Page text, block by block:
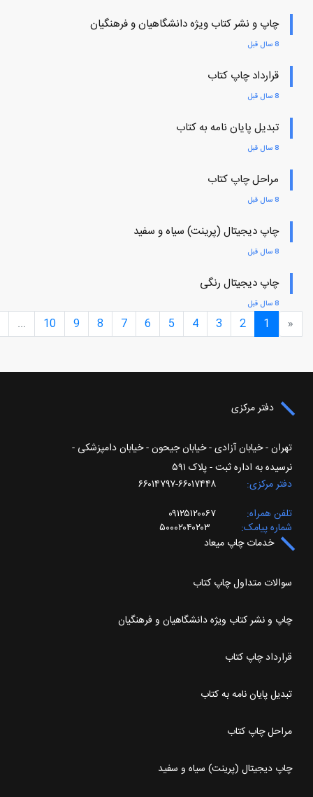
چاپ و نشر کتاب ویژه دانشگاهیان و فرهنگیان
8 سال قبل
قرارداد چاپ کتاب
8 سال قبل
تبدیل پایان نامه به کتاب
8 سال قبل
مراحل چاپ کتاب
8 سال قبل
چاپ دیجیتال (پرینت) سیاه و سفید
8 سال قبل
چاپ دیجیتال رنگی
8 سال قبل
«
1
2
3
4
5
6
7
8
9
10
...
دفتر مرکزی
تهران - خیابان آزادی - خیابان جیحون - خیابان دامپزشکی -
نرسیده به اداره ثبت - پلاک ۵۹۱
دفتر مرکزی
۶۶۰۱۷۴۴۸-۶۶۰۱۴۷۹۷
تلفن همراه
۰۹۱۲۵۱۲۰۰۶۷
شماره پیامک
۵۰۰۰۲۰۴۰۲۰۳
خدمات چاپ میعاد
سوالات متداول چاپ کتاب
چاپ و نشر کتاب ویژه دانشگاهیان و فرهنگیان
قرارداد چاپ کتاب
تبدیل پایان نامه به کتاب
مراحل چاپ کتاب
چاپ دیجیتال (پرینت) سیاه و سفید